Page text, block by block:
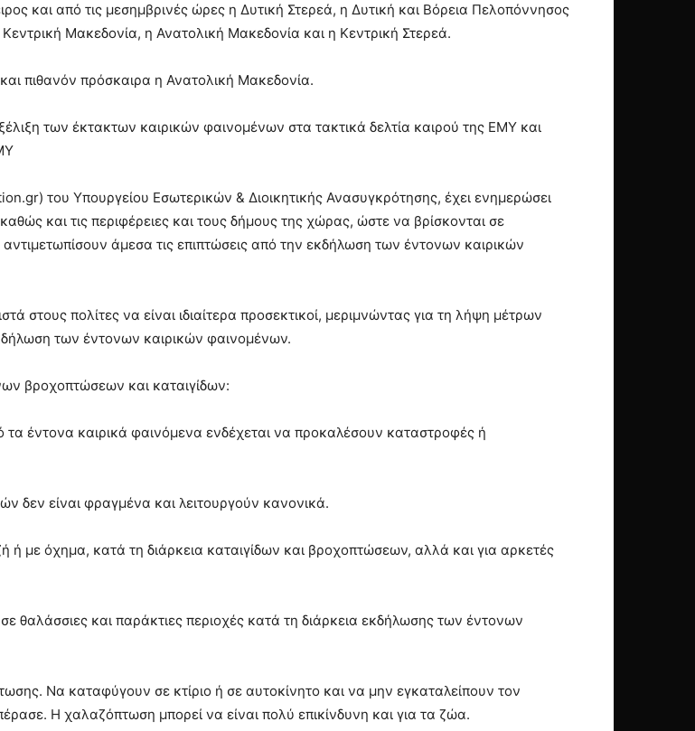
και από τις μεσημβρινές ώρες η Δυτική Στερεά, η Δυτική και Βόρεια Πελοπόννησος
Μακεδονία, η Ανατολική Μακεδονία και η Κεντρική Στερεά.
πιθανόν πρόσκαιρα η Ανατολική Μακεδονία.
των έκτακτων καιρικών φαινομένων στα τακτικά δελτία καιρού της ΕΜΥ και
του Υπουργείου Εσωτερικών & Διοικητικής Ανασυγκρότησης, έχει ενημερώσει
και τις περιφέρειες και τους δήμους της χώρας, ώστε να βρίσκονται σε
άμεσα τις επιπτώσεις από την εκδήλωση των έντονων καιρικών
στους πολίτες να είναι ιδιαίτερα προσεκτικοί, μεριμνώντας για τη λήψη μέτρων
των έντονων καιρικών φαινομένων.
βροχοπτώσεων και καταιγίδων:
έντονα καιρικά φαινόμενα ενδέχεται να προκαλέσουν καταστροφές ή
δεν είναι φραγμένα και λειτουργούν κανονικά.
με όχημα, κατά τη διάρκεια καταιγίδων και βροχοπτώσεων, αλλά και για αρκετές
θαλάσσιες και παράκτιες περιοχές κατά τη διάρκεια εκδήλωσης των έντονων
Να καταφύγουν σε κτίριο ή σε αυτοκίνητο και να μην εγκαταλείπουν τον
Η χαλαζόπτωση μπορεί να είναι πολύ επικίνδυνη και για τα ζώα.